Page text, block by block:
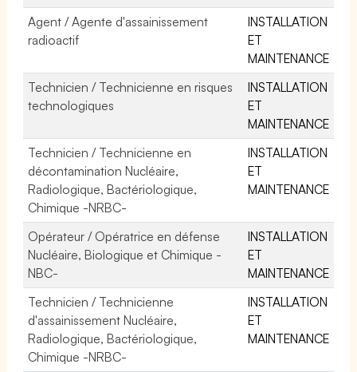
Agent / Agente d'assainissement
radioactif
INSTALLATION
ET
MAINTENANCE
Technicien / Technicienne en risques
technologiques
INSTALLATION
ET
MAINTENANCE
Technicien / Technicienne en
décontamination Nucléaire,
Radiologique, Bactériologique,
Chimique -NRBC-
INSTALLATION
ET
MAINTENANCE
Opérateur / Opératrice en défense
Nucléaire, Biologique et Chimique -
NBC-
INSTALLATION
ET
MAINTENANCE
Technicien / Technicienne
d'assainissement Nucléaire,
Radiologique, Bactériologique,
Chimique -NRBC-
INSTALLATION
ET
MAINTENANCE